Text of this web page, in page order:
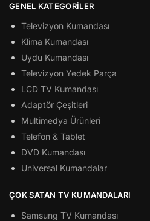
GENEL KATEGORILER
Televizyon Kumandası
Klima Kumandası
Uydu Kumandası
Televizyon Yedek Parça
LCD TV Kumandası
Adaptör Çeşitleri
Multimedya Ürünleri
Telefon & Tablet
DVD Kumandası
Universal Kumandalar
ÇOK SATAN TV KUMANDALARI
Samsung TV Kumandası